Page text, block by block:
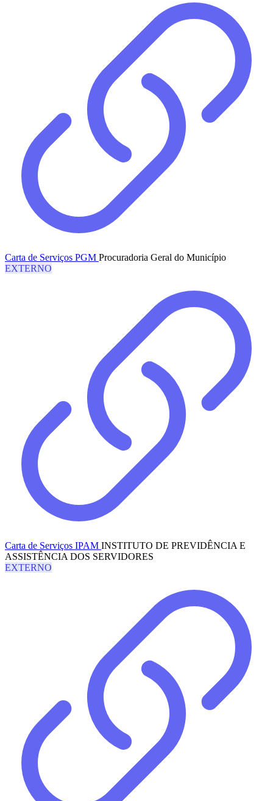
Carta de Serviços PGM Procuradoria Geral do Município
EXTERNO
Carta de Serviços IPAM INSTITUTO DE PREVIDÊNCIA E
ASSISTÊNCIA DOS SERVIDORES
EXTERNO